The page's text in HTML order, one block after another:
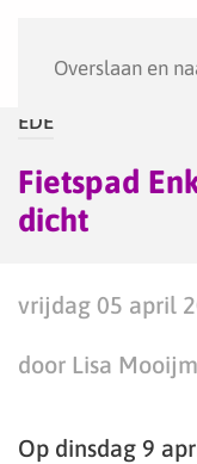
Overslaan en
EDE
Fietspad
dicht
vrijdag 05 april
door Lisa
Op dinsdag 9